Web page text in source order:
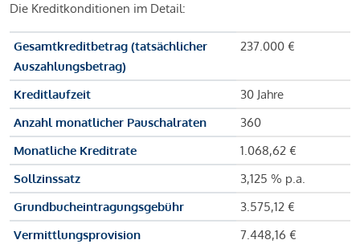
Die Kreditkonditionen im Detail:
Gesamtkreditbetrag (tatsächlicher
Auszahlungsbetrag)
237.000 €
Kreditlaufzeit
30 Jahre
Anzahl monatlicher Pauschalraten
360
Monatliche Kreditrate
1.068,62 €
Sollzinssatz
3,125 % p.a.
Grundbucheintragungsgebühr
3.575,12 €
Vermittlungsprovision
7.448,16 €